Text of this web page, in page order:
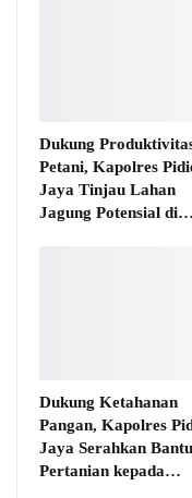
Dukung
Petani, Kapolres
Jaya Tinjau Lahan
Jagung Potensial di…
Dukung Ketahanan
Pangan, Kapolres
Jaya Serahkan
Pertanian kepada…